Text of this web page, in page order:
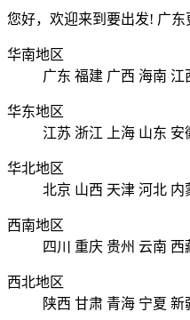
您好，欢迎来到要出发! 广东
华南地区
广东 福建 广西 海南 江
华东地区
江苏 浙江 上海 山东 安
华北地区
北京 山西 天津 河北 内
西南地区
四川
重庆 贵州 云南 西
西北地区
陕西 甘肃 青海 宁夏 新